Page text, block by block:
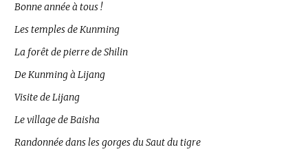
Bonne année à tous !
Les temples de Kunming
La forêt de pierre de Shilin
De Kunming à Lijang
Visite de Lijang
Le village de Baisha
Randonnée dans les gorges du Saut du tigre